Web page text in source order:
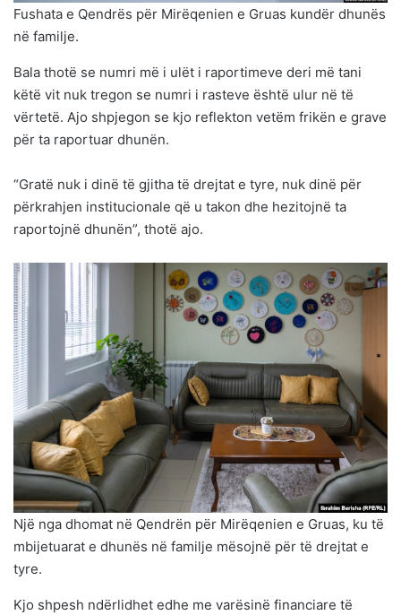
Fushata e Qendrës për Mirëqenien e Gruas kundër dhunës
në familje.
Bala thotë se numri më i ulët i raportimeve deri më tani
këtë vit nuk tregon se numri i rasteve është ulur në të
vërtetë. Ajo shpjegon se kjo reflekton vetëm frikën e grave
për ta raportuar dhunën.
“Gratë nuk i dinë të gjitha të drejtat e tyre, nuk dinë për
përkrahjen institucionale që u takon dhe hezitojnë ta
raportojnë dhunën”, thotë ajo.
Një nga dhomat në Qendrën për Mirëqenien e Gruas, ku të
mbijetuarat e dhunës në familje mësojnë për të drejtat e
tyre.
Kjo shpesh ndërlidhet edhe me varësinë financiare të